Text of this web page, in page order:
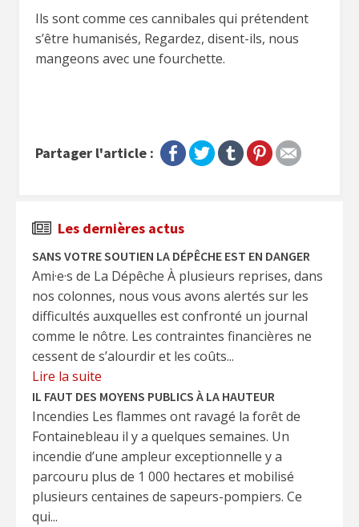
Ils sont comme ces cannibales qui prétendent
s’être humanisés, Regardez, disent-ils, nous
mangeons avec une fourchette.
Partager l'article :
Les dernières actus
SANS VOTRE SOUTIEN LA DÉPÊCHE EST EN DANGER
Ami·e·s de La Dépêche À plusieurs reprises, dans
nos colonnes, nous vous avons alertés sur les
difficultés auxquelles est confronté un journal
comme le nôtre. Les contraintes financières ne
cessent de s’alourdir et les coûts...
Lire la suite
IL FAUT DES MOYENS PUBLICS À LA HAUTEUR
Incendies Les flammes ont ravagé la forêt de
Fontainebleau il y a quelques semaines. Un
incendie d’une ampleur exceptionnelle y a
parcouru plus de 1 000 hectares et mobilisé
plusieurs centaines de sapeurs-pompiers. Ce
qui...